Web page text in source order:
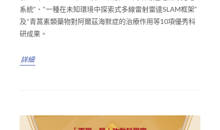
系統”、“一種在未知環境中探索式多線雷射雷達SLAM框架”
及“青蒿素類藥物對阿爾茲海默症的治療作用等10項優秀科
研成果。
詳細